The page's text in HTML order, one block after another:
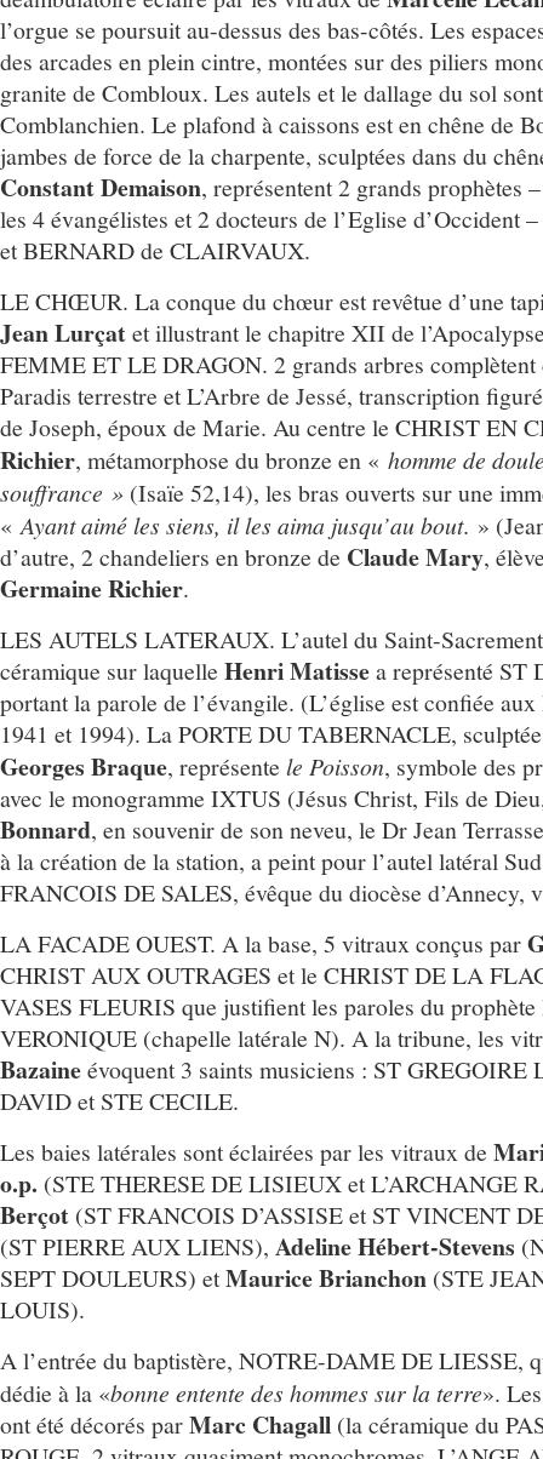
l’orgue se poursuit au-dessus des bas-côtés. Les
des arcades en plein cintre, montées sur des piliers
granite de Combloux. Les autels et le dallage du sol
Comblanchien. Le plafond à caissons est en chêne de
jambes de force de la charpente, sculptées dans du
Constant Demaison, représentent 2 grands prophètes
les 4 évangélistes et 2 docteurs de l’Eglise d’Occident
et BERNARD de CLAIRVAUX.
LE CHŒUR. La conque du chœur est revêtue d’une
Jean Lurçatet illustrant le chapitre XII de
FEMME ET LE DRAGON. 2 grands arbres complètent
Paradis terrestre et L’Arbre de Jessé, transcription
de Joseph, époux de Marie. Au centre le CHRIST EN
Richier, métamorphose du bronze en « homme de
souffrance » (Isaïe 52,14), les bras ouverts sur une
«Ayant aimé les siens, il les aima jusqu’au bout. »
d’autre, 2 chandeliers en bronze de Claude Mary,
Germaine Richier.
LES AUTELS LATERAUX. L’autel du Saint-
céramique sur laquelle Henri Matissea représenté
portant la parole de l’évangile. (L’église est confiée
1941 et 1994). La PORTE DU TABERNACLE,
Georges Braque, représente le Poisson, symbole des
avec le monogramme IXTUS (Jésus Christ, Fils de
Bonnard, en souvenir de son neveu, le Dr Jean
à la création de la station, a peint pour l’autel latéral
FRANCOIS DE SALES, évêque du diocèse d’Annecy,
LA FACADE OUEST. A la base, 5 vitraux conçus par
CHRIST AUX OUTRAGES et le CHRIST DE LA
VASES FLEURIS que justifient les paroles du prophète
VERONIQUE (chapelle latérale N). A la tribune, les
Bazaineévoquent 3 saints musiciens : ST
DAVID et STE CECILE.
Les baies latérales sont éclairées par les vitraux de
o.p. (STE THERESE DE LISIEUX et L’ARCHANGE
Berçot (ST FRANCOIS D’ASSISE et ST VINCENT
(ST PIERRE AUX LIENS), Adeline Hébert-Stevens
SEPT DOULEURS) etMaurice Brianchon (STE
LOUIS).
A l’entrée du baptistère, NOTRE-DAME DE LIESSE,
dédie à la «bonne entente des hommes sur la terre».
ont été décorés parMarc Chagall (la céramique du